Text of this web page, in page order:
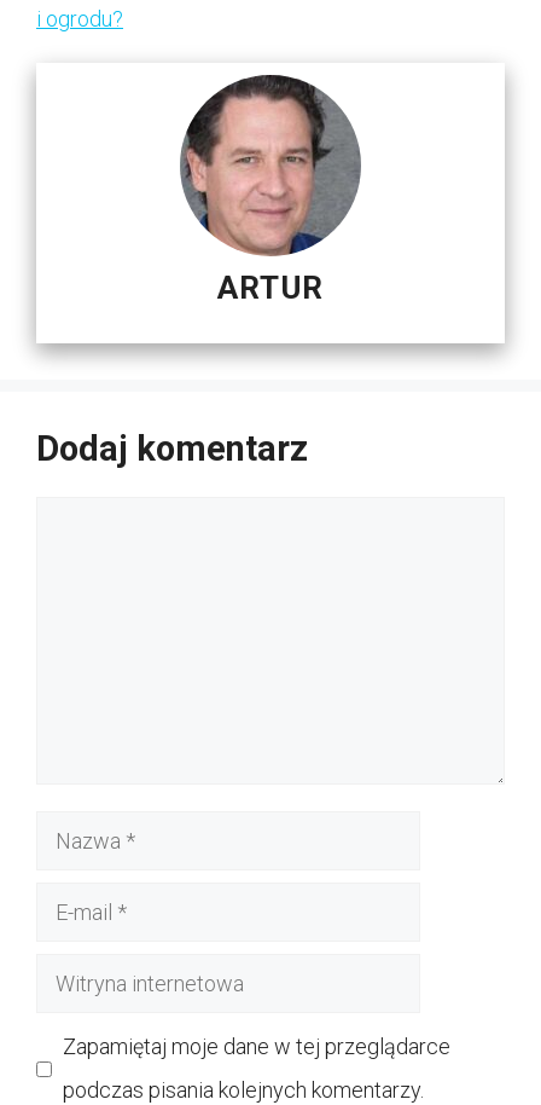
i ogrodu?
ARTUR
Dodaj komentarz
Nazwa
Witryna
Zapamiętaj moje dane w tej przeglądarce
podczas pisania kolejnych komentarzy.